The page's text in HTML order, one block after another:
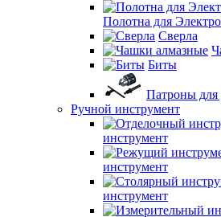
Полотна для
Сверла
Биты
Патроны для
Ручной инструмент
инструмент
инструмент
инструмент